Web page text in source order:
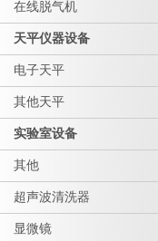
在线脱气机
天平仪器设备
电子天平
其他天平
实验室设备
其他
超声波清洗器
显微镜